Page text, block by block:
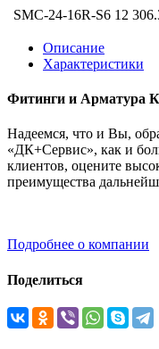
SMC-24-16R-S6 12
Описание
Характеристики
Фитинги и Арматура
Надеемся, что и Вы,
«ДК+Сервис», как и
клиентов, оцените
преимущества
Подробнее о компании
Поделиться